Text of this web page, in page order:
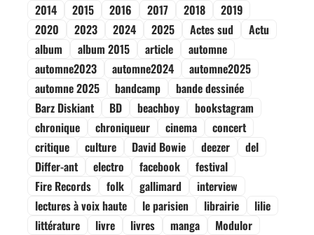
2014 2015 2016 2017 2018
2019
2020
2023 2024 2025 Actes sud
Actu
album
album 2015 article
automne
automne2023
automne2024
automne2025
automne 2025
bandcamp
bande dessinée
Barz Diskiant
BD beachboy
bookstagram
chronique
chroniqueur cinema
concert
critique
culture David Bowie deezer
del
Differ-ant
electro facebook
festival
Fire Records
folk gallimard
interview
lectures à voix haute
le parisien librairie
lilie
littérature
livre livres manga
Modulor